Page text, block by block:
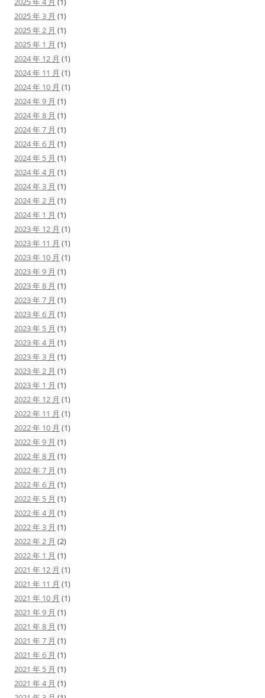
2025 年 3 月 (1)
2025 年 2 月 (1)
2025 年 1 月 (1)
2024 年 12 月 (1)
2024 年 11 月 (1)
2024 年 10 月 (1)
2024 年 9 月 (1)
2024 年 8 月 (1)
2024 年 7 月 (1)
2024 年 6 月 (1)
2024 年 5 月 (1)
2024 年 4 月 (1)
2024 年 3 月 (1)
2024 年 2 月 (1)
2024 年 1 月 (1)
2023 年 12 月 (1)
2023 年 11 月 (1)
2023 年 10 月 (1)
2023 年 9 月 (1)
2023 年 8 月 (1)
2023 年 7 月 (1)
2023 年 6 月 (1)
2023 年 5 月 (1)
2023 年 4 月 (1)
2023 年 3 月 (1)
2023 年 2 月 (1)
2023 年 1 月 (1)
2022 年 12 月 (1)
2022 年 11 月 (1)
2022 年 10 月 (1)
2022 年 9 月 (1)
2022 年 8 月 (1)
2022 年 7 月 (1)
2022 年 6 月 (1)
2022 年 5 月 (1)
2022 年 4 月 (1)
2022 年 3 月 (1)
2022 年 2 月 (2)
2022 年 1 月 (1)
2021 年 12 月 (1)
2021 年 11 月 (1)
2021 年 10 月 (1)
2021 年 9 月 (1)
2021 年 8 月 (1)
2021 年 7 月 (1)
2021 年 6 月 (1)
2021 年 5 月 (1)
2021 年 4 月 (1)